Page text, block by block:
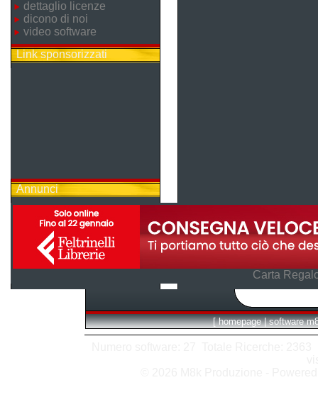
dettaglio licenze
dicono di noi
video software
Link sponsorizzati
Annunci
Carta
[ homepage | software